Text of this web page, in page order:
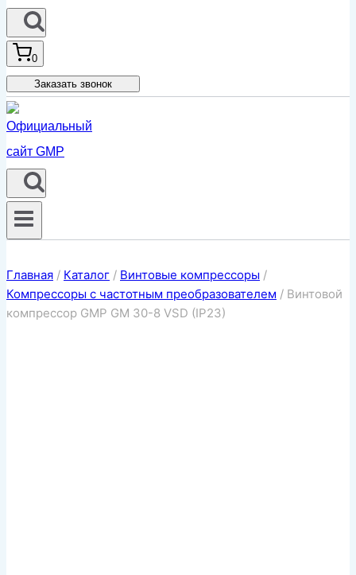
0
Заказать звонок
Главная / Каталог / Винтовые компрессоры /
Компрессоры с частотным преобразователем / Винтовой
компрессор GMP GM 30-8 VSD (IP23)